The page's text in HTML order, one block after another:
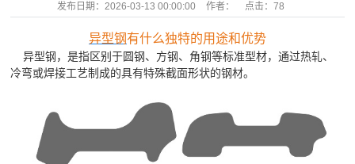
发布日期： 2026-03-13 00:00:00 作者： 点击： 78
异型钢有什么独特的用途和优势
异型钢，是指区别于圆钢、方钢、角钢等标准型材，通过热轧、
冷弯或焊接工艺制成的具有特殊截面形状的钢材。